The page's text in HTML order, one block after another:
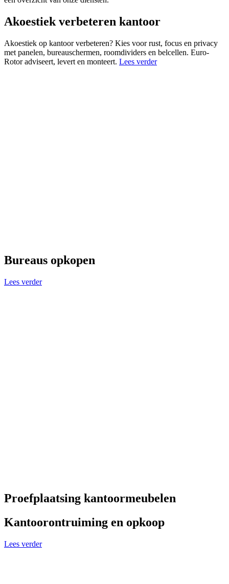
Akoestiek verbeteren kantoor
Akoestiek op kantoor verbeteren? Kies voor rust, focus en privacy
met panelen, bureauschermen, roomdividers en belcellen. Euro-
Rotor adviseert, levert en monteert. Lees verder
Bureaus opkopen
Lees verder
Proefplaatsing kantoormeubelen
Kantoorontruiming en opkoop
Lees verder